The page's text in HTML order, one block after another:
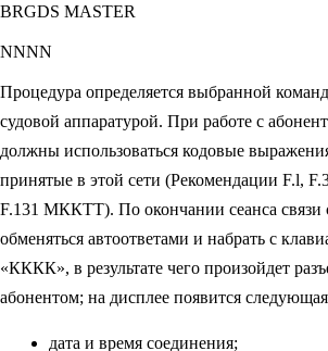
BRGDS MASTER
NNNN
Процедура определяется выбранной
судовой аппаратурой. При работе с
должны использоваться кодовые
принятые в этой сети (Рекомендации F.l,
F.131 МККТТ). По окончании сеанса связи
обменяться автоответами и набрать с
«КККК», в результате чего произойдет
абонентом; на дисплее появится
дата и время соединения;